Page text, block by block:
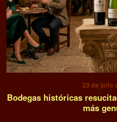
23 de julio
Bodegas históricas
más